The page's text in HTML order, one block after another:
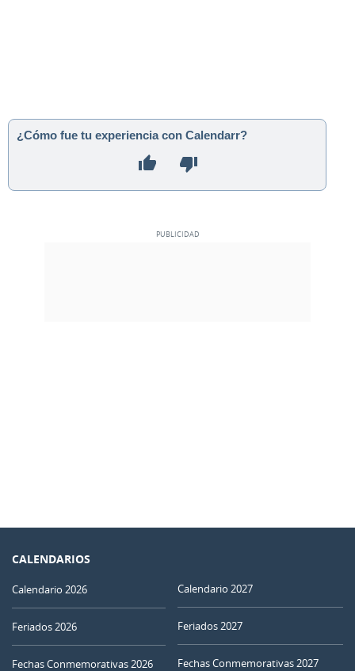
¿Cómo fue tu experiencia con Calendarr?
CALENDARIOS
Calendario 2026
Feriados 2026
Fechas Conmemorativas 2026
Calendario 2027
Feriados 2027
Fechas Conmemorativas 2027